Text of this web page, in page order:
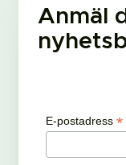
Anmäl
E-postadress *